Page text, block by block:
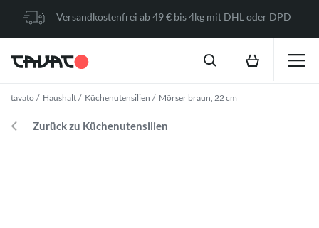
Versandkostenfrei ab 49 € bis 4kg mit DHL oder DPD
tavato Haushalt Küchenutensilien Mörser braun, 22 cm
Zurück zu Küchenutensilien